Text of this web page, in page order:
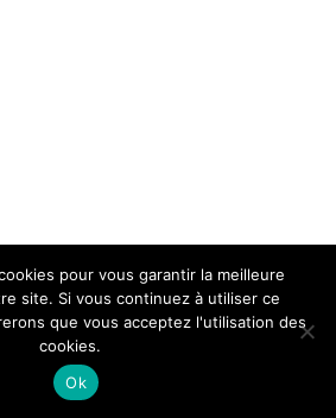
pour vous garantir la meilleure
site. Si vous continuez à utiliser ce
que vous acceptez l'utilisation des
cookies.
Ok